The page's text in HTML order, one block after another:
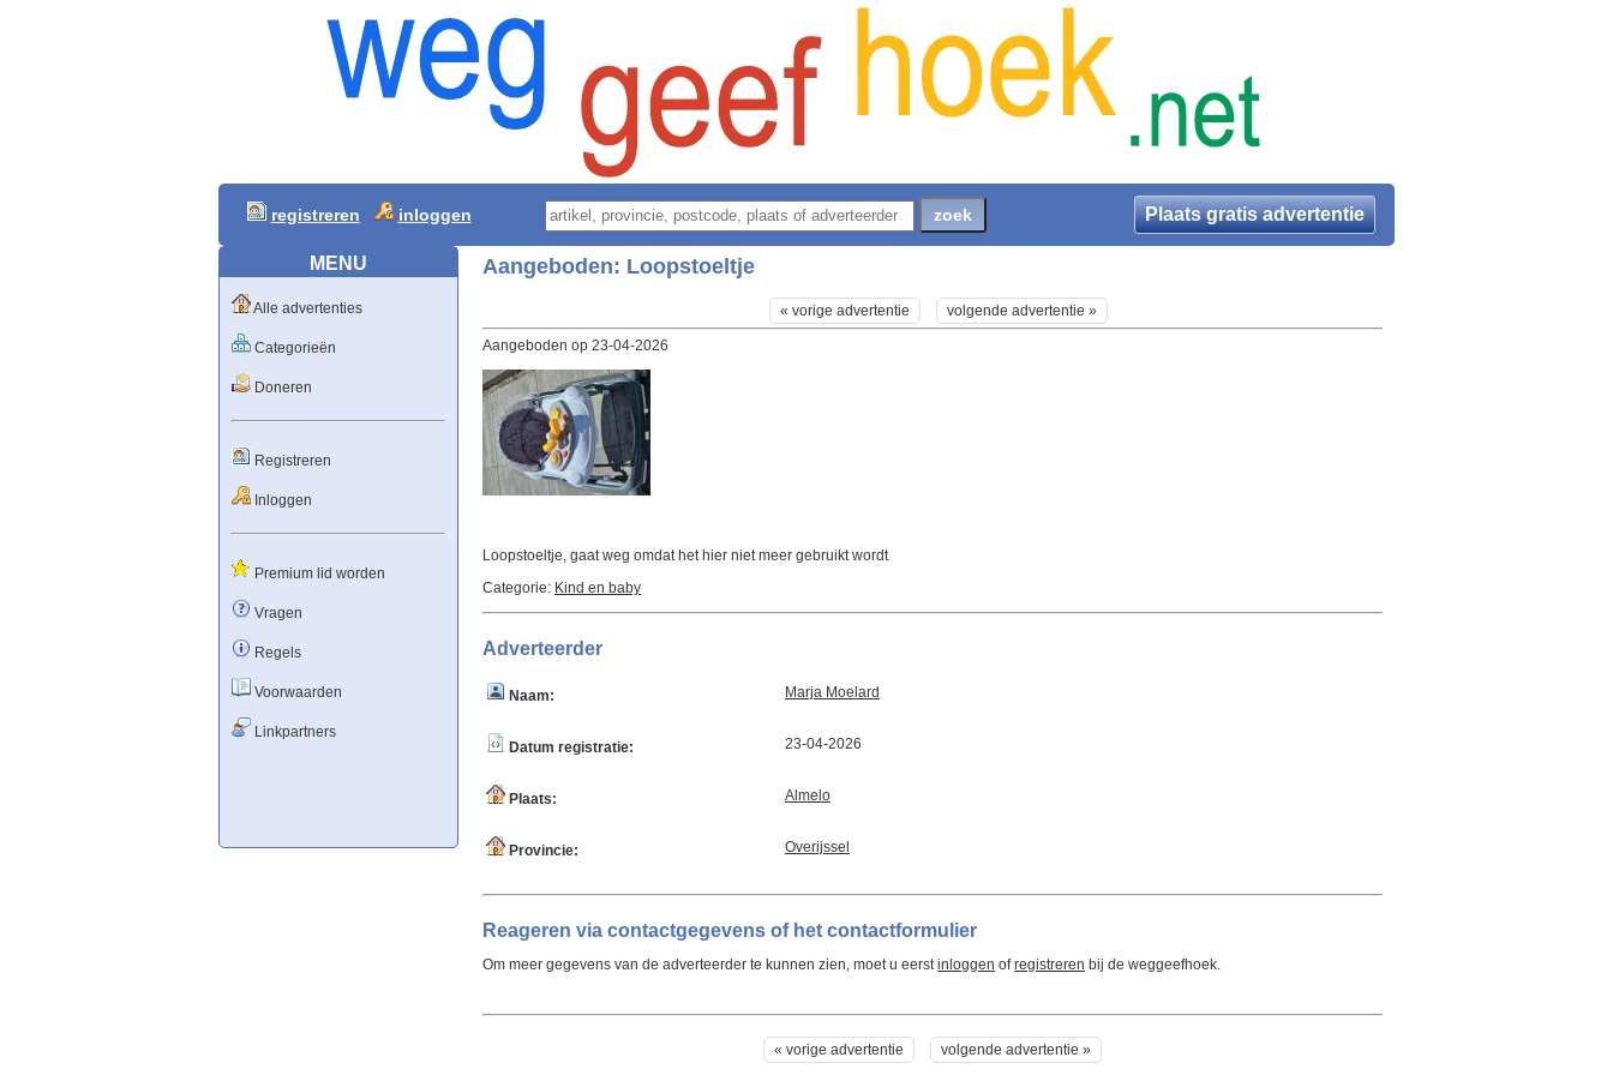
registreren inloggen Plaats gratis advertentie
MENU
Alle advertenties
Categorieën
Doneren
Registreren
Inloggen
Premium lid worden
Vragen
Regels
Voorwaarden
Linkpartners
Aangeboden: Loopstoeltje
« vorige advertentie volgende advertentie »
Aangeboden op 23-04-2026
Loopstoeltje, gaat weg omdat het hier niet meer gebruikt wordt
Categorie: Kind en baby
Adverteerder
Naam: Marja Moelard
Datum registratie: 23-04-2026
Plaats: Almelo
Provincie: Overijssel
Reageren via contactgegevens of het contactformulier
Om meer gegevens van de adverteerder te kunnen zien, moet u eerstinloggen ofregistreren bij de weggeefhoek.
« vorige advertentie volgende advertentie »